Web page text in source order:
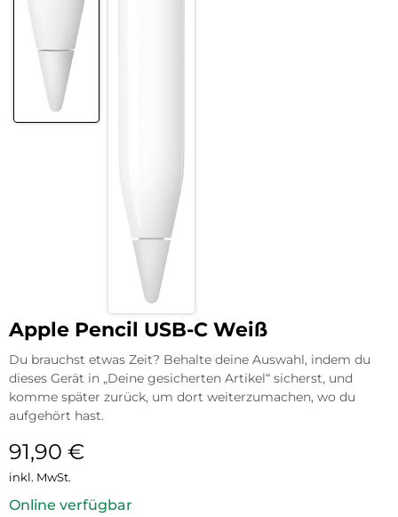
Apple Pencil USB-C Weiß
Du brauchst etwas Zeit? Behalte deine Auswahl, indem du
dieses Gerät in „Deine gesicherten Artikel“ sicherst, und
komme später zurück, um dort weiterzumachen, wo du
aufgehört hast.
91,90 €
inkl. MwSt.
Online verfügbar